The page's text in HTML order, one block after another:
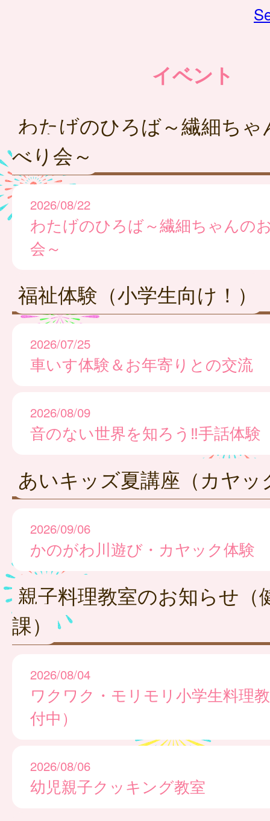
イベント
わたげのひろば～繊細ち
べり会～
2026/08/22
わたげのひろば～繊細ちゃんの
会～
福祉体験（小学生向け！）
2026/07/25
車いす体験＆お年寄りとの交流
2026/08/09
音のない世界を知ろう‼手話体験
あいキッズ夏講座（カヤッ
2026/09/06
かのがわ川遊び・カヤック体験
親子料理教室のお知らせ（
課）
2026/08/04
ワクワク・モリモリ小学生料理
付中）
2026/08/06
幼児親子クッキング教室